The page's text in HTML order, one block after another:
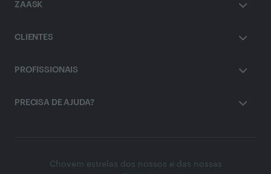
ZAASK
CLIENTES
PROFISSIONAIS
PRECISA DE AJUDA?
Chovem estrelas dos nossos e das nossas